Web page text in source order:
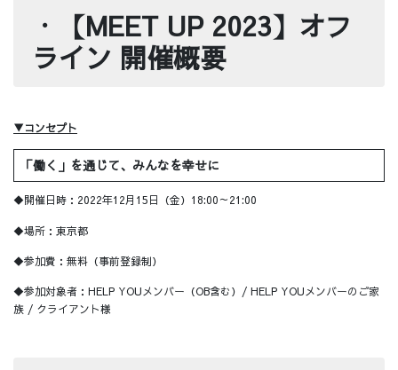
・
【MEET UP 2023】オフ
ライン 開催概要
▼コンセプト
「働く」を通じて、みんなを幸せに
◆開催日時：2022年12月15日（金）18:00～21:00
◆場所：東京都
◆参加費：無料（事前登録制）
◆参加対象者：HELP YOUメンバー（OB含む）/ HELP YOUメンバーのご家
族 / クライアント様